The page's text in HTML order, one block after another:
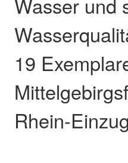
Wasser und
19
Rhein-